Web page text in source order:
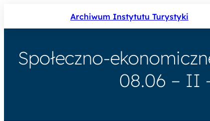
Archiwum Instytutu Turystyki
Społeczno-
08.06 – II